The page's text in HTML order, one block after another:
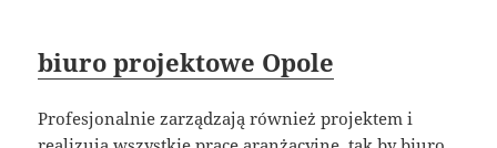
biuro projektowe Opole
Profesjonalnie zarządzają również projektem i